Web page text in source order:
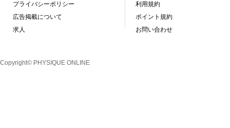
プライバシーポリシー
広告掲載について
求人
利用規約
ポイント規約
お問い合わせ
Copyright© PHYSIQUE ONLINE